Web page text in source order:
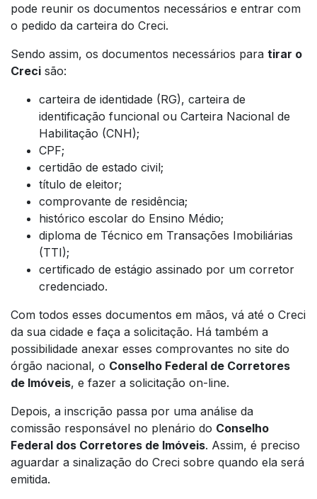
pode reunir os documentos necessários e entrar com
o pedido da carteira do Creci.
Sendo assim, os documentos necessários para tirar o
Creci são:
carteira de identidade (RG), carteira de
identificação funcional ou Carteira Nacional de
Habilitação (CNH);
CPF;
certidão de estado civil;
título de eleitor;
comprovante de residência;
histórico escolar do Ensino Médio;
diploma de Técnico em Transações Imobiliárias
(TTI);
certificado de estágio assinado por um corretor
credenciado.
Com todos esses documentos em mãos, vá até o Creci
da sua cidade e faça a solicitação. Há também a
possibilidade anexar esses comprovantes no site do
órgão nacional, o Conselho Federal de Corretores
de Imóveis, e fazer a solicitação on-line.
Depois, a inscrição passa por uma análise da
comissão responsável no plenário do Conselho
Federal dos Corretores de Imóveis. Assim, é preciso
aguardar a sinalização do Creci sobre quando ela será
emitida.